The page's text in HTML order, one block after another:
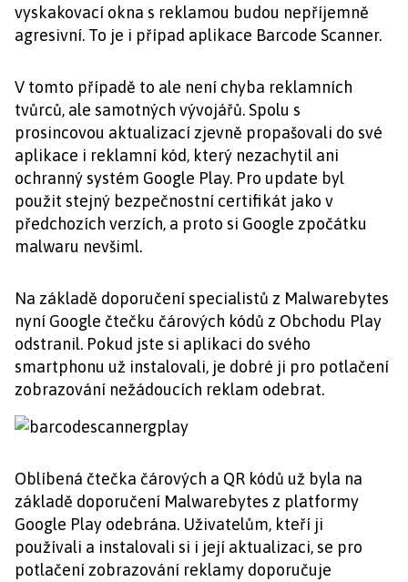
vyskakovací okna s reklamou budou nepříjemně
agresivní. To je i případ aplikace Barcode Scanner.
V tomto případě to ale není chyba reklamních
tvůrců, ale samotných vývojářů. Spolu s
prosincovou aktualizací zjevně propašovali do své
aplikace i reklamní kód, který nezachytil ani
ochranný systém Google Play. Pro update byl
použit stejný bezpečnostní certifikát jako v
předchozích verzích, a proto si Google zpočátku
malwaru nevšiml.
Na základě doporučení specialistů z Malwarebytes
nyní Google čtečku čárových kódů z Obchodu Play
odstranil. Pokud jste si aplikaci do svého
smartphonu už instalovali, je dobré ji pro potlačení
zobrazování nežádoucích reklam odebrat.
Oblíbená čtečka čárových a QR kódů už byla na
základě doporučení Malwarebytes z platformy
Google Play odebrána. Uživatelům, kteří ji
používali a instalovali si i její aktualizaci, se pro
potlačení zobrazování reklamy doporučuje